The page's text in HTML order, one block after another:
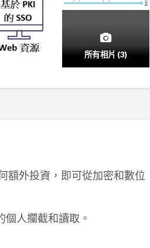
所有相片 (3)
額外投資，即可從加密和數位
人攔截和讀取。